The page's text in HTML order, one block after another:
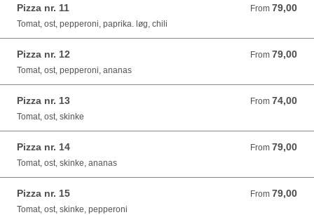
Pizza nr. 11 From 79,00
From 79,00 DKK
Tomat, ost, pepperoni, paprika. løg, chili
Pizza nr. 12 From 79,00
From 79,00 DKK
Tomat, ost, pepperoni, ananas
Pizza nr. 13 From 74,00
From 74,00 DKK
Tomat, ost, skinke
Pizza nr. 14 From 79,00
From 79,00 DKK
Tomat, ost, skinke, ananas
Pizza nr. 15 From 79,00
From 79,00 DKK
Tomat, ost, skinke, pepperoni